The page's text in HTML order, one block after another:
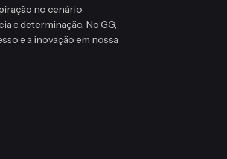
no cenário
e determinação. No GG,
e a inovação em nossa